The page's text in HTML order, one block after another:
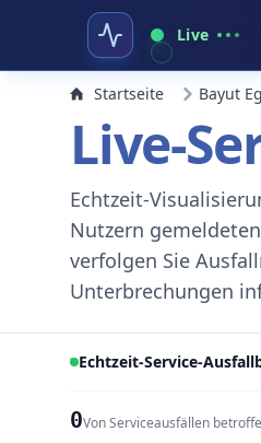
Live
Startseite Bayut
Live-
Echtzeit-
Nutzern
verfolgen Sie
Unterbrechungen
Echtzeit-Service-
0Von Serviceausfällen